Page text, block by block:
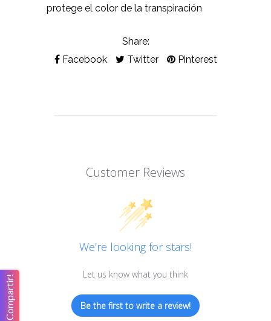
protege el color de la transpiración
Share:
Facebook
Twitter Pinterest
Customer Reviews
We’re looking for stars!
Let us know what you think
Be the first to write a review!
Compartir!